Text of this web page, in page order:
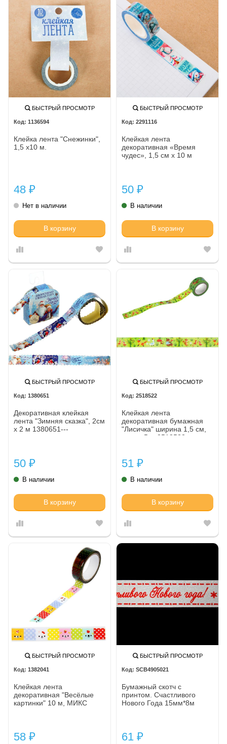
БЫСТРЫЙ ПРОСМОТР
1136594
Клейка лента "Снежинки",
1,5 х10 м.
48 ₽
Нет в наличии
В корзину
БЫСТРЫЙ ПРОСМОТР
2291116
Клейкая лента
декоративная «Время
чудес», 1,5 см х 10 м
50 ₽
В наличии
В корзину
БЫСТРЫЙ ПРОСМОТР
1380651
Декоративная клейкая
лента "Зимняя сказка", 2см
х 2 м 1380651---
50 ₽
В наличии
В корзину
БЫСТРЫЙ ПРОСМОТР
2518522
Клейкая лента
декоративная бумажная
"Лисичка" ширина 1,5 см,
длина 5 м 2518522
51 ₽
В наличии
В корзину
БЫСТРЫЙ ПРОСМОТР
1382041
Клейкая лента
декоративная "Весёлые
картинки" 10 м, МИКС
58 ₽
БЫСТРЫЙ ПРОСМОТР
SCB4905021
Бумажный скотч с
принтом. Счастливого
Нового Года 15мм*8м
61 ₽